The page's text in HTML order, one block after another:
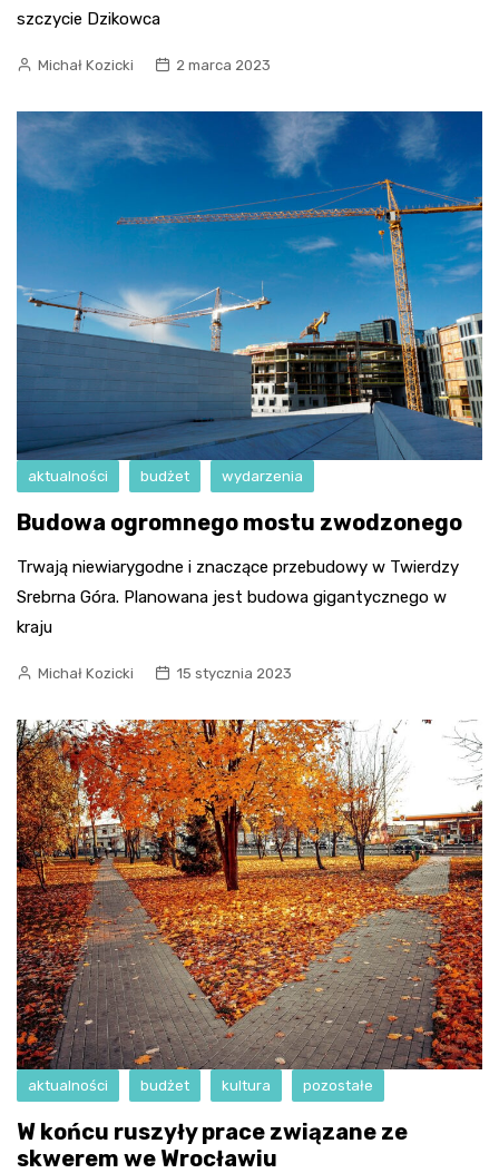
szczycie Dzikowca
Michał Kozicki 2 marca 2023
aktualności budżet wydarzenia
Budowa ogromnego mostu zwodzonego
Trwają niewiarygodne i znaczące przebudowy w Twierdzy
Srebrna Góra. Planowana jest budowa gigantycznego w
kraju
Michał Kozicki 15 stycznia 2023
aktualności budżet kultura pozostałe
W końcu ruszyły prace związane ze
skwerem we Wrocławiu